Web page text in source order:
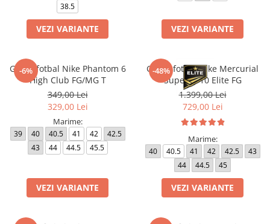
38.5
VEZI VARIANTE VEZI VARIANTE
-6%
Ghete fotbal Nike Phantom 6
High Club FG/MG T
349,00 Lei
329,00 Lei
Marime:
39 40 40.5 41 42
42.5
43
44 44.5 45.5
VEZI VARIANTE
-48%
Ghete fotbal Nike Mercurial
Superfly 10 Elite FG
1.399,00 Lei
729,00 Lei
Marime:
40 40.5 41 42 42.5
43
44
44.5 45
VEZI VARIANTE